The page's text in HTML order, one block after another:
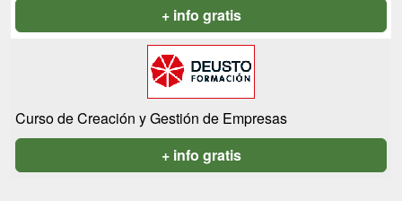
+ info gratis
Curso de Creación y Gestión de Empresas
+ info gratis